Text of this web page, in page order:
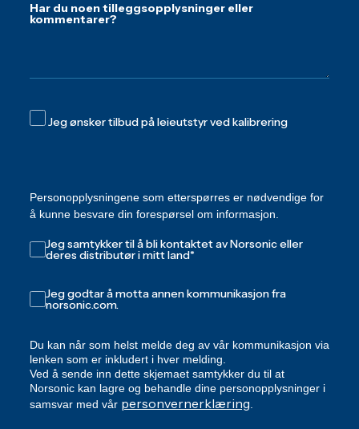
Har du noen tilleggsopplysninger eller
kommentarer?
Jeg ønsker tilbud på leieutstyr ved kalibrering
Personopplysningene som etterspørres er nødvendige for
å kunne besvare din forespørsel om informasjon.
Jeg samtykker til å bli kontaktet av Norsonic eller
deres distributør i mitt land*
Jeg godtar å motta annen kommunikasjon fra
norsonic.com.
Du kan når som helst melde deg av vår kommunikasjon via
lenken som er inkludert i hver melding.
Ved å sende inn dette skjemaet samtykker du til at
Norsonic kan lagre og behandle dine personopplysninger i
samsvar med vår personvernerklæring.